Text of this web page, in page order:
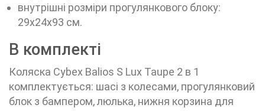
внутрішні розміри прогулянкового блоку:
29х24х93 см.
В комплекті
Коляска Cybex Balios S Lux Taupe 2 в 1
комплектується: шасі з колесами, прогулянковий
блок з бампером, люлька, нижня корзина для